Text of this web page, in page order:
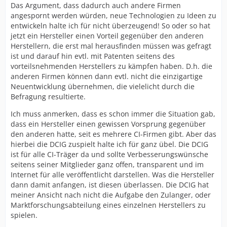
Das Argument, dass dadurch auch andere Firmen
angespornt werden würden, neue Technologien zu Ideen zu
entwickeln halte ich für nicht überzeugend! So oder so hat
jetzt ein Hersteller einen Vorteil gegenüber den anderen
Herstellern, die erst mal herausfinden müssen was gefragt
ist und darauf hin evtl. mit Patenten seitens des
vorteilsnehmenden Herstellers zu kämpfen haben. D.h. die
anderen Firmen können dann evtl. nicht die einzigartige
Neuentwicklung übernehmen, die vielelicht durch die
Befragung resultierte.
Ich muss anmerken, dass es schon immer die Situation gab,
dass ein Hersteller einen gewissen Vorsprung gegenüber
den anderen hatte, seit es mehrere CI-Firmen gibt. Aber das
hierbei die DCIG zuspielt halte ich für ganz übel. Die DCIG
ist für alle CI-Träger da und sollte Verbesserungswünsche
seitens seiner Mitglieder ganz offen, transparent und im
Internet für alle veröffentlicht darstellen. Was die Hersteller
dann damit anfangen, ist diesen überlassen. Die DCIG hat
meiner Ansicht nach nicht die Aufgabe den Zulanger, oder
Marktforschungsabteilung eines einzelnen Herstellers zu
spielen.